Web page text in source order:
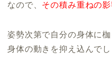
なので、 その積み重ねの
姿勢次第で自分の身体に
身体の動きを抑え込んでし